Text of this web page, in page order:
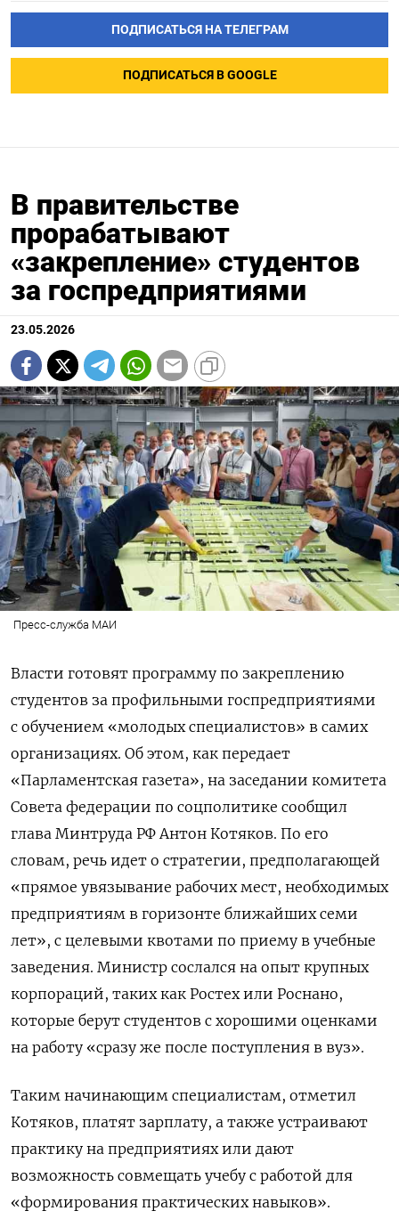
ПОДПИСАТЬСЯ НА ТЕЛЕГРАМ
ПОДПИСАТЬСЯ В GOOGLE
В правительстве
прорабатывают
«закрепление» студентов
за госпредприятиями
23.05.2026
Пресс-служба МАИ
Власти готовят программу по закреплению
студентов за профильными госпредприятиями
с обучением «молодых специалистов» в самих
организациях. Об этом, как передает
«Парламентская газета», на заседании комитета
Совета федерации по соцполитике сообщил
глава Минтруда РФ Антон Котяков. По его
словам, речь идет о стратегии, предполагающей
«прямое увязывание рабочих мест, необходимых
предприятиям в горизонте ближайших семи
лет», с целевыми квотами по приему в учебные
заведения. Министр сослался на опыт крупных
корпораций, таких как Ростех или Роснано,
которые берут студентов с хорошими оценками
на работу «сразу же после поступления в вуз».
Таким начинающим специалистам, отметил
Котяков, платят зарплату, а также устраивают
практику на предприятиях или дают
возможность совмещать учебу с работой для
«формирования практических навыков».